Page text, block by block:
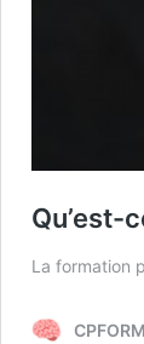
Qu’est-
La formation